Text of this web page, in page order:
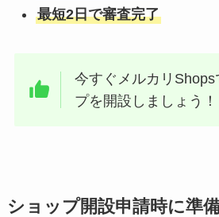
最短2日で審査完了
今すぐメルカリShops
プを開設しましょう！
ショップ開設申請時に準